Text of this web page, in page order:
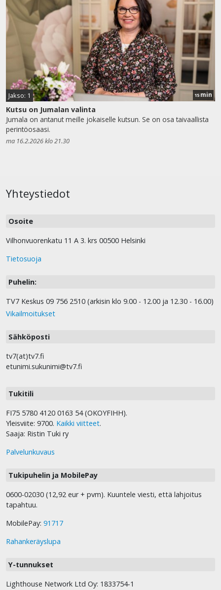
Jakso: 1 15 min
Kutsu on Jumalan valinta
Jumala on antanut meille jokaiselle kutsun. Se on osa taivaallista
perintöosaasi.
ma 16.2.2026 klo 21.30
Yhteystiedot
Osoite
Vilhonvuorenkatu 11 A 3. krs 00500 Helsinki
Tietosuoja
Puhelin:
TV7 Keskus 09 756 2510 (arkisin klo 9.00 - 12.00 ja 12.30 - 16.00)
Vikailmoitukset
Sähköposti
tv7(at)tv7.fi
etunimi.sukunimi@tv7.fi
Tukitili
FI75 5780 4120 0163 54 (OKOYFIHH).
Yleisviite: 9700. Kaikki viitteet.
Saaja: Ristin Tuki ry
Palvelunkuvaus
Tukipuhelin ja MobilePay
0600-02030 (12,92 eur + pvm). Kuuntele viesti, että lahjoitus
tapahtuu.
MobilePay: 91717
Rahankeräyslupa
Y-tunnukset
Lighthouse Network Ltd Oy: 1833754-1